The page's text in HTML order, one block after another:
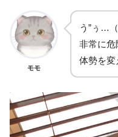
モモ
う”ぅ…
非常に
体勢を変